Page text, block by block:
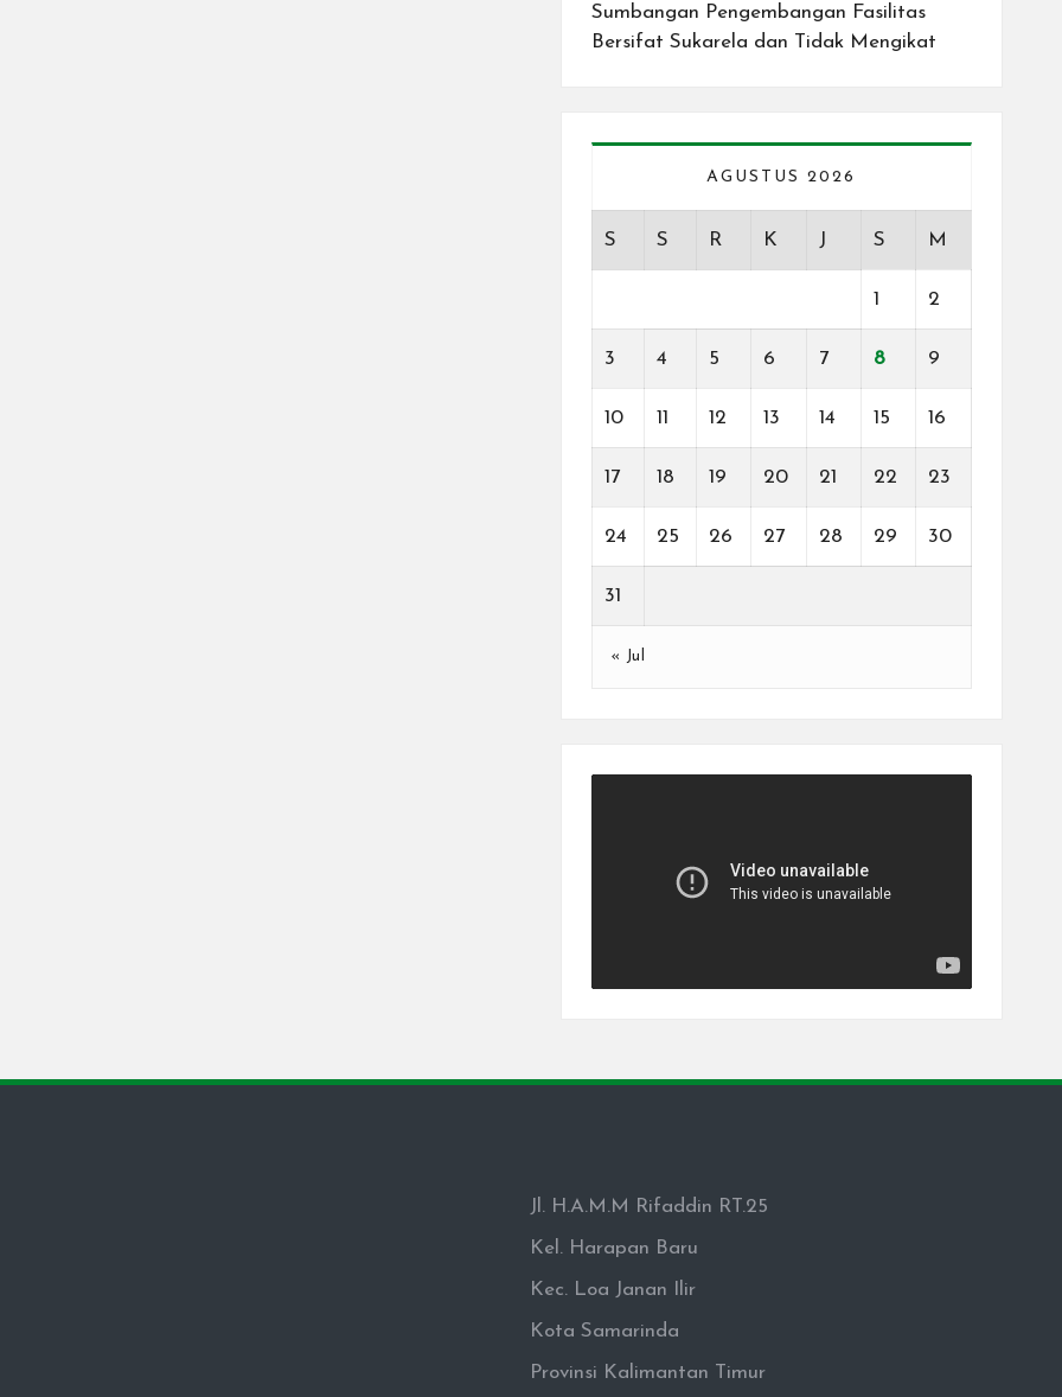
Sumbangan Pengembangan Fasilitas
Bersifat Sukarela dan Tidak Mengikat
AGUSTUS 2026
S S R K J S M
1 2
3 4 5 6 7 8 9
10 11 12 13 14 15 16
17 18 19 20 21 22 23
24 25 26 27 28 29 30
31
« Jul
Jl. H.A.M.M Rifaddin RT.25
Kel. Harapan Baru
Kec. Loa Janan Ilir
Kota Samarinda
Provinsi Kalimantan Timur